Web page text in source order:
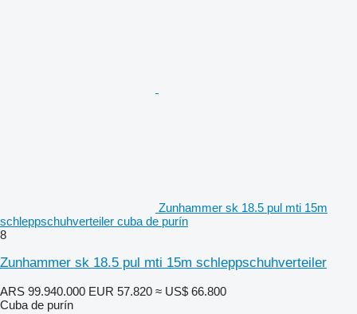
Zunhammer sk 18.5 pul mti 15m
schleppschuhverteiler cuba de purín
8
Zunhammer sk 18.5 pul mti 15m schleppschuhverteiler
ARS 99.940.000 EUR 57.820 ≈ US$ 66.800
Cuba de purín